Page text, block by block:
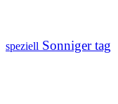
speziell Sonniger tag